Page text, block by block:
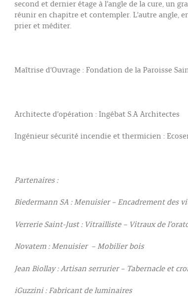
second et dernier étage à l’angle de la cure, un
réunir en chapitre et contempler. L’autre angle,
prier et méditer.
Maîtrise d’Ouvrage : Fondation de la Paroisse
Architecte d’opération : Ingébat S.A Architectes
Ingénieur sécurité incendie et thermicien :
Partenaires :
Biedermann SA : Menuisier – Encadrement des
Verrerie Saint-Just : Vitrailliste – Vitraux de
Novatem : Menuisier – Mobilier bois
Jean Biollay : Artisan serrurier – Tabernacle et
iGuzzini : Fabricant de luminaires